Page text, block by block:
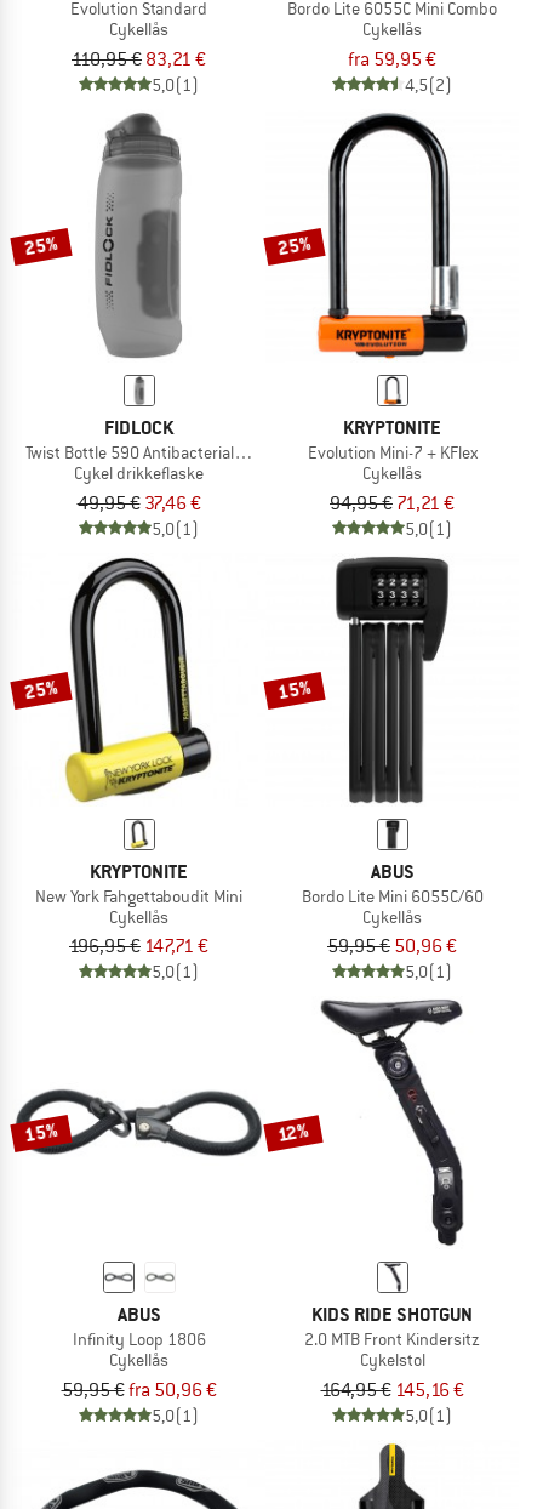
Evolution Standard
Cykellås
110,95 € 83,21 €
5,0(1)
Bordo Lite 6055C Mini Combo
Cykellås
fra 59,95 €
4,5(2)
25%
FIDLOCK
Twist Bottle 590 Antibacterial + Bike Base
Cykel drikkeflaske
49,95 € 37,46 €
5,0(1)
25%
KRYPTONITE
Evolution Mini-7 + KFlex
Cykellås
94,95 € 71,21 €
5,0(1)
25%
KRYPTONITE
New York Fahgettaboudit Mini
Cykellås
196,95 € 147,71 €
5,0(1)
15%
ABUS
Bordo Lite Mini 6055C/60
Cykellås
59,95 € 50,96 €
5,0(1)
15%
ABUS
Infinity Loop 1806
Cykellås
59,95 €fra 50,96 €
5,0(1)
12%
KIDS RIDE SHOTGUN
2.0 MTB Front Kindersitz
Cykelstol
164,95 € 145,16 €
5,0(1)